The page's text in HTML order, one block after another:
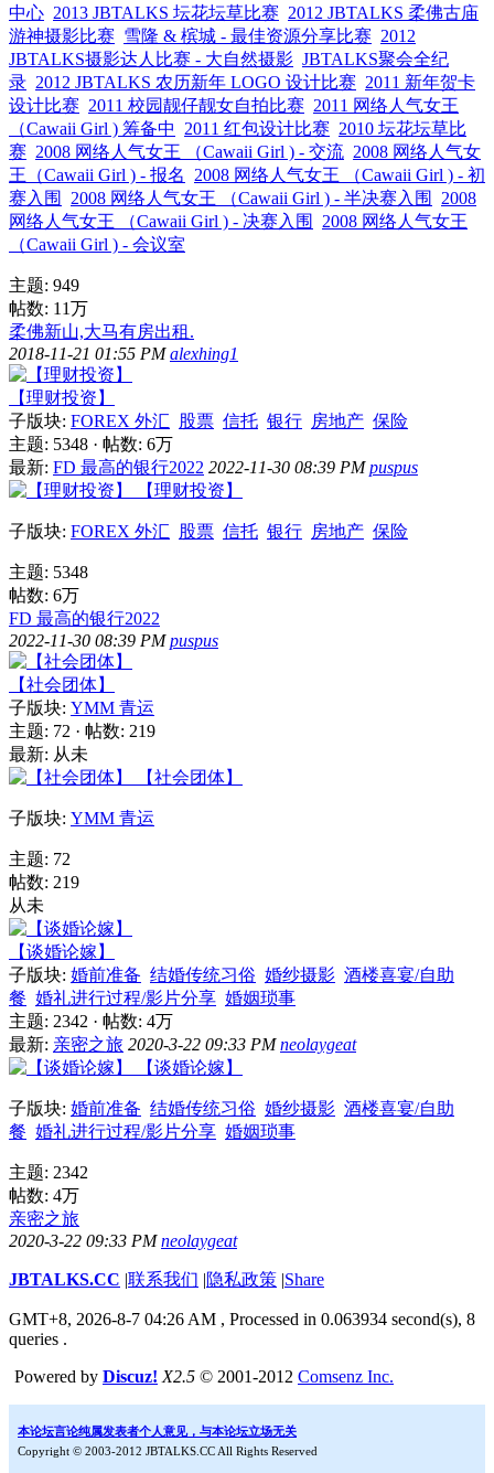
中心 2013 JBTALKS 坛花坛草比赛 2012 JBTALKS 柔佛古庙
游神摄影比赛 雪隆 & 槟城 - 最佳资源分享比赛 2012
JBTALKS摄影达人比赛 - 大自然摄影 JBTALKS聚会全纪
录 2012 JBTALKS 农历新年 LOGO 设计比赛 2011 新年贺卡
设计比赛 2011 校园靓仔靓女自拍比赛 2011 网络人气女王
（Cawaii Girl ) 筹备中
2011 红包设计比赛 2010 坛花坛草比
赛 2008 网络人气女王 （Cawaii Girl ) - 交流 2008 网络人气女
王（Cawaii Girl ) - 报名
2008 网络人气女王 （Cawaii Girl ) - 初
赛入围
2008 网络人气女王 （Cawaii Girl ) - 半决赛入围
2008
网络人气女王 （Cawaii Girl ) - 决赛入围
2008 网络人气女王
（Cawaii Girl ) - 会议室
主题: 949
帖数: 11万
柔佛新山,大马有房出租.
2018-11-21 01:55 PMalexhing1
【理财投资】
子版块: FOREX 外汇 股票 信托 银行 房地产 保险
主题: 5348 · 帖数: 6万
最新: FD 最高的银行2022 2022-11-30 08:39 PMpuspus
【理财投资】
子版块: FOREX 外汇 股票 信托 银行 房地产 保险
主题: 5348
帖数: 6万
FD 最高的银行2022
2022-11-30 08:39 PMpuspus
【社会团体】
子版块: YMM 青运
主题: 72 · 帖数: 219
最新: 从未
【社会团体】
子版块: YMM 青运
主题: 72
帖数: 219
从未
【谈婚论嫁】
子版块: 婚前准备 结婚传统习俗 婚纱摄影 酒楼喜宴/自助
餐 婚礼进行过程/影片分享 婚姻琐事
主题: 2342 · 帖数: 4万
最新: 亲密之旅 2020-3-22 09:33 PMneolaygeat
【谈婚论嫁】
子版块: 婚前准备 结婚传统习俗 婚纱摄影 酒楼喜宴/自助
餐 婚礼进行过程/影片分享 婚姻琐事
主题: 2342
帖数: 4万
亲密之旅
2020-3-22 09:33 PMneolaygeat
JBTALKS.CC |联系我们 |隐私政策 |Share
GMT+8, 2026-8-7 04:26 AM , Processed in 0.063934 second(s), 8
queries .
Powered by Discuz! X2.5 © 2001-2012 Comsenz Inc.
本论坛言论纯属发表者个人意见，与本论坛立场无关
Copyright © 2003-2012 JBTALKS.CC All Rights Reserved